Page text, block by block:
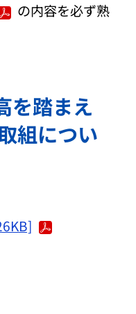
の内容を必ず熟
を踏まえ
組につい